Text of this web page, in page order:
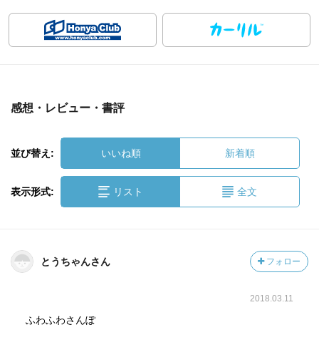
感想・レビュー・書評
並び替え: いいね順 新着順
表示形式: リスト 全文
とうちゃんさん フォロー
2018.03.11
ふわふわさんぽ